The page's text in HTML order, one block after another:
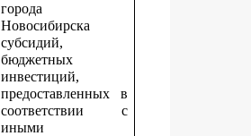
города
Новосибирска
субсидий,
бюджетных
инвестиций,
предоставленных в
соответствии с
иными